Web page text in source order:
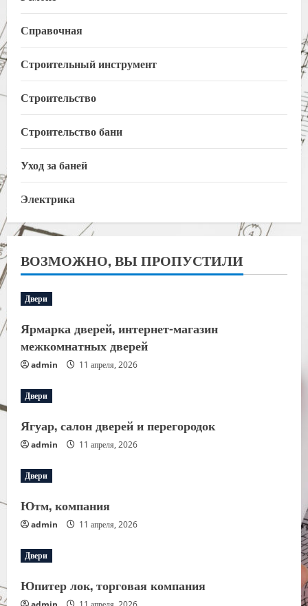
Справочная
Строительный инструмент
Строительство
Строительство бани
Уход за баней
Электрика
ВОЗМОЖНО, ВЫ ПРОПУСТИЛИ
Двери
Ярмарка дверей, интернет-магазин
межкомнатных дверей
admin 11 апреля, 2026
Двери
Ягуар, салон дверей и перегородок
admin 11 апреля, 2026
Двери
Ютм, компания
admin 11 апреля, 2026
Двери
Юпитер лок, торговая компания